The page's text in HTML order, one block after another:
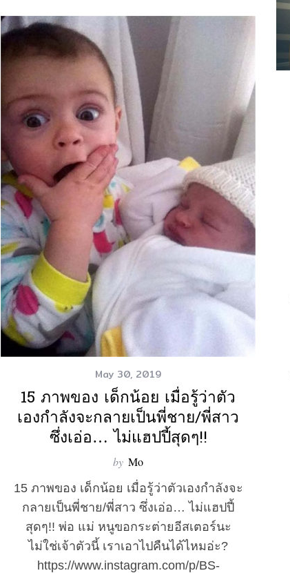
May 30, 2019
15 ภาพของ เด็กน้อย เมื่อรู้ว่าตัว
เองกำลังจะกลายเป็นพี่ชาย/พี่สาว
ซึ่งเอ่อ… ไม่แฮปปี้สุดๆ!!
by Mo
15 ภาพของ เด็กน้อย เมื่อรู้ว่าตัวเองกำลังจะ
กลายเป็นพี่ชาย/พี่สาว ซึ่งเอ่อ… ไม่แฮปปี้
สุดๆ!! พ่อ แม่ หนูขอกระต่ายอีสเตอร์นะ
ไม่ใช่เจ้าตัวนี้ เราเอาไปคืนได้ไหมอ่ะ?
https://www.instagram.com/p/BS-